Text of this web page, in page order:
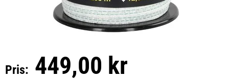
Pris: 449,00 kr